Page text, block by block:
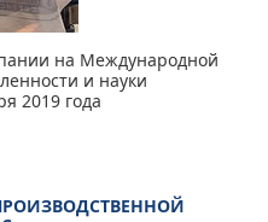
на Международной
и науки
2019 года